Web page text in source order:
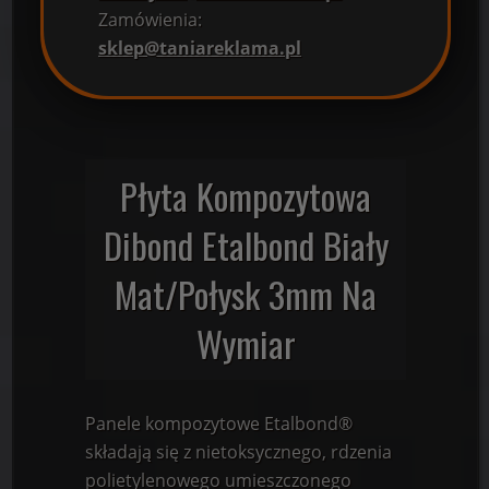
Zamówienia:
sklep@taniareklama.pl
Płyta Kompozytowa
Dibond Etalbond Biały
Mat/Połysk 3mm Na
Wymiar
Panele kompozytowe Etalbond®
składają się z nietoksycznego, rdzenia
polietylenowego umieszczonego